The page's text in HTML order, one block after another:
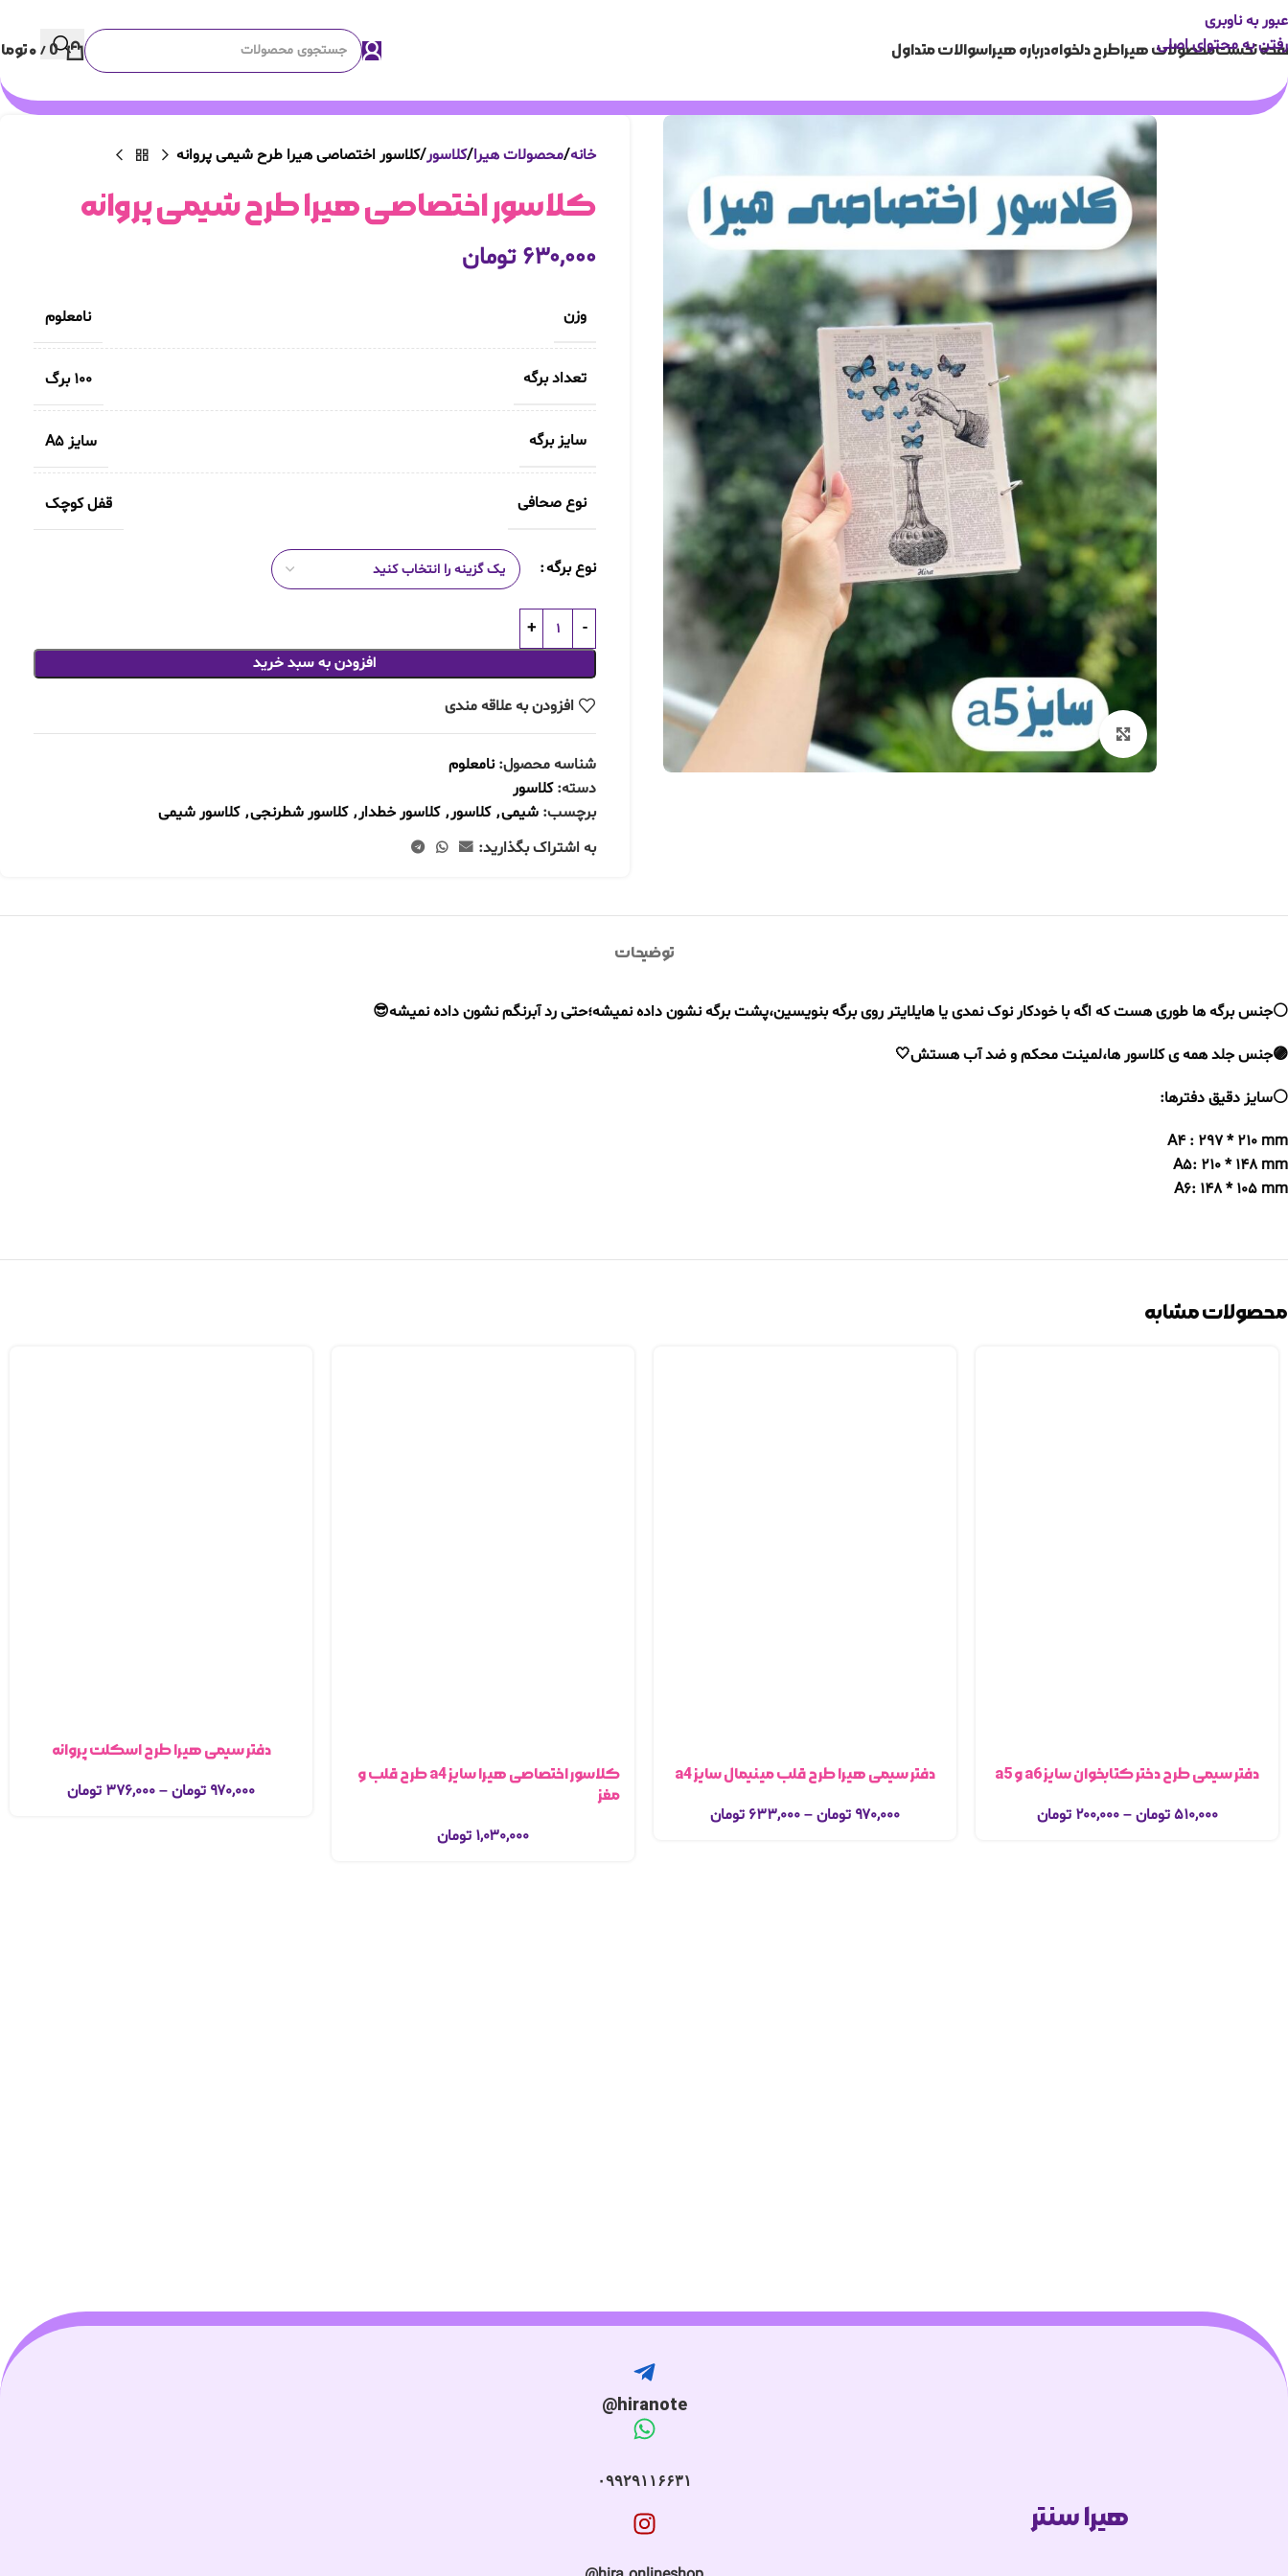
عبور به ناوبری
رفتن به محتوای اصلی
نخستمحصولات هیراطرح دلخواهدرباره هیراسوالات متداول 0
/۰
بزرگنمایی تصویر
خانه محصولات هیرا کلاسور کلاسور اختصاصی هیرا طرح شیمی پروانه
کلاسور اختصاصی هیرا طرح شیمی پروانه
۶۳۰,۰۰۰ تومان
وزن نامعلوم
تعداد برگه 100 برگ
سایز برگه سایز A5
نوع صحافی قفل کوچک
نوع برگه
افزودن به سبد خرید
افزودن به علاقه مندی
شناسه محصول:نامعلوم
دسته: کلاسور
برچسب: شیمی, کلاسور, کلاسور خطدار, کلاسور شطرنجی, کلاسور شیمی
به اشتراک بگذارید:
توضیحات
⚪️جنس برگه ها طوری هست که اگه با خودکار نوک نمدی یا هایلایتر روی برگه بنویسین،پشت برگه نشون داده نمیشه؛حتی رد آبرنگم نشون داده نمیشه😎
🟣جنس جلد همه ی کلاسور ها،لمینت محکم و ضد آب هستش🤍
⚪️سایز دقیق دفترها:
A4 : 297 * 210 mm
A5: 210 * 148 mm
A6: 148 * 105 mm
محصولات مشابه
دفتر سیمی طرح دختر کتابخوان سایز a6 و a5
۵۱۰,۰۰۰ تومان – ۲۰۰,۰۰۰ تومان
دفتر سیمی هیرا طرح قلب مینیمال سایز a4
۹۷۰,۰۰۰ تومان–۶۳۳,۰۰۰ تومان
کلاسور اختصاصی هیرا سایز a4 طرح قلب و
مغز
۱,۰۳۰,۰۰۰ تومان
دفتر سیمی هیرا طرح اسکلت پروانه
۹۷۰,۰۰۰ تومان–۳۷۶,۰۰۰ تومان
هیرا سنتر
hiranote@
۰۹۹۲۹۱۱۶۶۳۱